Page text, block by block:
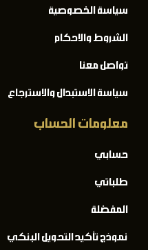
سياسة الخصوصية
الشروط والاحكام
تواصل معنا
سياسة الاستبدال والاسترجاع
معلومات الحساب
حسابي
طلباتي
المفضلة
نموذج تأكيد التحويل البنكي